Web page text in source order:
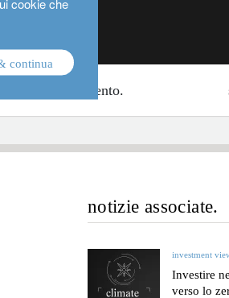
continua
fondi di investimento.
notizie associate.
investment
Investire
verso lo